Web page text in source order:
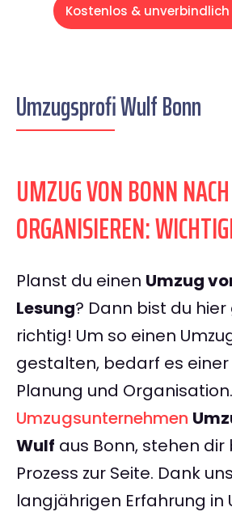
Kostenlos &
Umzugsprofi Wulf Bonn
UMZUG VON BONN
ORGANISIEREN:
Planst du einen Umzug
Lesung? Dann bist du
richtig! Um so einen
gestalten, bedarf es
Planung und
Umzugsunternehmen
Wulf aus Bonn, stehen dir
Prozess zur Seite. Dank
langjährigen Erfahrung in